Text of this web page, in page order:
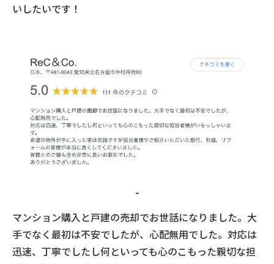
いしたいです！
-
マンション購入と戸建の売却でお世話になりました。大
手でなく最初は不安でしたが、心配無用でした。対応は
迅速、丁寧でしたし何といっても心のこもった親切な担